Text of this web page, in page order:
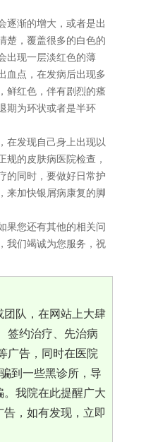
逐渐的增大，或者是出
楚，覆盖很多的白色的
出现一层淡红色的薄
血点，在发病后出现多
鲜红色，伴有剧烈的瘙
期为环状或者是半环
在发现自己身上出现以
规的皮肤病医院检查，
的同时，要做好日常护
来加快银屑病康复的脚
果您还有其他的相关问
我们竭诚为您服务，祝
队，在网站上大肆
签约治疗、先治病
广告，同时在医院
到一些黑诊所，导
我院在此提醒广大
，如有发现，立即